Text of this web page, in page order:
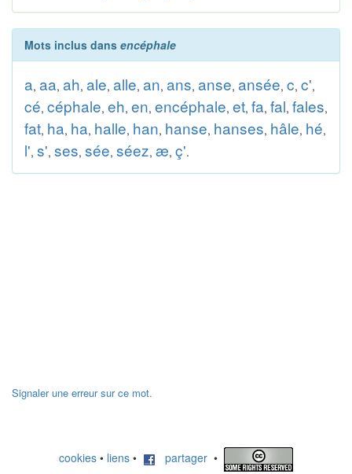
Mots inclus dans encéphale
a, aa, ah, ale, alle, an, ans, anse, ansée, c, c',
cé, céphale, eh, en, encéphale, et, fa, fal, fales,
fat, ha, ha, halle, han, hanse, hanses, hâle, hé,
l', s', ses, sée, séez, æ, ç'.
Signaler une erreur sur ce mot.
cookies • liens • partager •